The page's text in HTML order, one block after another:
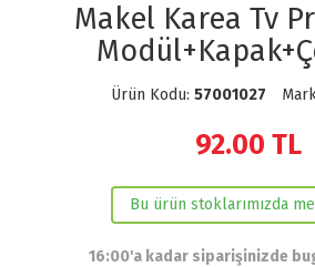
Makel Karea Tv
Ürün Kodu: 57001027
92.00 TL
Bu ürün stoklarımızda
16:00'a kadar siparişinizde